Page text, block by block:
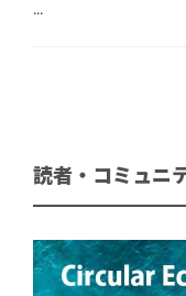
...
読者・コミュニ